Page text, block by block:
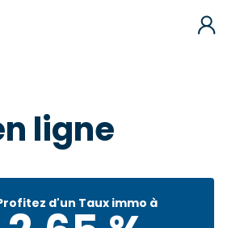
ligne
d'un Taux immo à